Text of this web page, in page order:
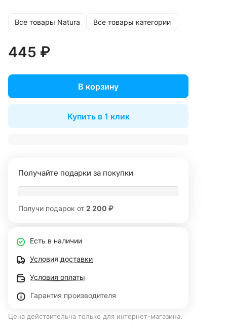
Все товары Natura Все товары категории
445 ₽
В корзину
Купить в 1 клик
Получайте подарки за покупки
Получи подарок от 2 200 ₽
Есть в наличии
Условия доставки
Условия оплаты
Гарантия производителя
Цена действительна только для интернет-магазина.